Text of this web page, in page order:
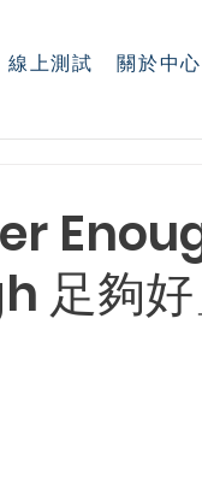
線上測試 關於中心
足夠